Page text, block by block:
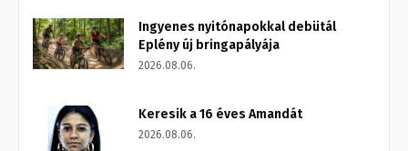
Ingyenes nyitónapokkal debütál
Eplény új bringapályája
2026.08.06.
Keresik a 16 éves Amandát
2026.08.06.